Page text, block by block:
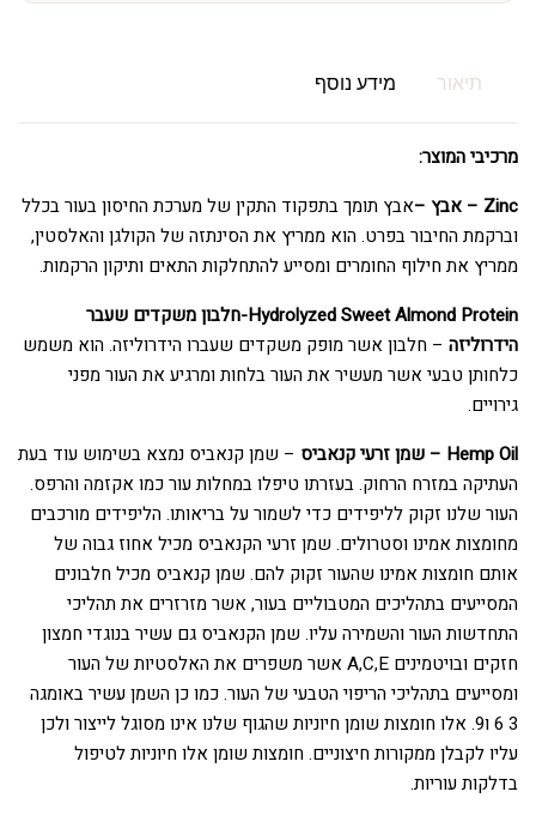
תיאור מידע נוסף
מרכיבי המוצר:
Zinc – אבץ –
אבץ תומך בתפקוד התקין של מערכת החיסון בעור בכלל
וברקמת החיבור בפרט. הוא ממריץ את הסינתזה של הקולגן והאלסטין,
ממריץ את חילוף החומרים ומסייע להתחלקות התאים ותיקון הרקמות.
Hydrolyzed Sweet Almond Protein-חלבון משקדים שעבר
הידרוליזה – חלבון אשר מופק משקדים שעברו הידרוליזה. הוא משמש
כלחותן טבעי אשר מעשיר את העור בלחות ומרגיע את העור מפני
גירויים.
Hemp Oil – שמן זרעי קנאביס
– שמן קנאביס נמצא בשימוש עוד בעת
העתיקה במזרח הרחוק. בעזרתו טיפלו במחלות עור כמו אקזמה והרפס.
העור שלנו זקוק לליפידים כדי לשמור על בריאותו. הליפידים מורכבים
מחומצות אמינו וסטרולים. שמן זרעי הקנאביס מכיל אחוז גבוה של
אותם חומצות אמינו שהעור זקוק להם. שמן קנאביס מכיל חלבונים
המסייעים בתהליכים המטבוליים בעור, אשר מזרזרים את תהליכי
התחדשות העור והשמירה עליו. שמן הקנאביס גם עשיר בנוגדי חמצון
חזקים ובויטמינים A,C,E אשר משפרים את האלסטיות של העור
ומסייעים בתהליכי הריפוי הטבעי של העור. כמו כן השמן עשיר באומגה
3 6 ו9. אלו חומצות שומן חיוניות שהגוף שלנו אינו מסוגל לייצור ולכן
עליו לקבלן ממקורות חיצוניים. חומצות שומן אלו חיוניות לטיפול
בדלקות עוריות.